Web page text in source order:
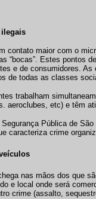
ilegais
contato maior com o
“bocas”. Estes pontos
e de consumidores.
de todas as classes
trabalham
aeroclubes, etc) e têm
Pública de
caracteriza crime
nas mãos dos que
e local onde será
crime (assalto,